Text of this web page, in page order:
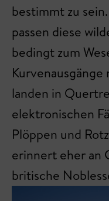
bestimmt zu
passen diese
bedingt zum
landen in
elektronischen
Plöppen und
erinnert eher an
britische